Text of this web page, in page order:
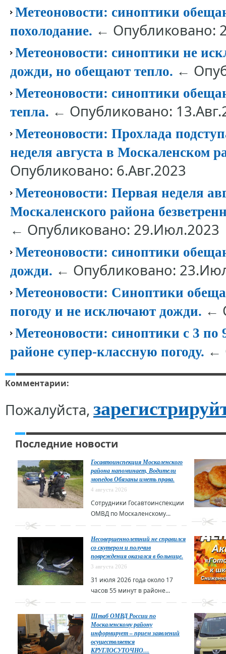
Метеоновости: синоптики
похолодание. ← Опубликовано:
Метеоновости: синоптики не
дожди, но обещают тепло. ←
Метеоновости: синоптики
тепла. ← Опубликовано:
Метеоновости: Прохлада
неделя августа в Москаленском
Опубликовано: 6.Авг.2023
Метеоновости: Первая неделя
Москаленского района
← Опубликовано: 29.Июл.2023
Метеоновости: синоптики
дожди. ← Опубликовано:
Метеоновости: Синоптики
погоду и не исключают дожди. ←
Метеоновости: синоптики с 3
районе супер-классную погоду. ←
Комментарии:
Пожалуйста,
Последние новости
Госавтоинспекция Москаленского
района напоминает, Водители
мопедов Обязаны иметь права.
4 августа 2026
Сотрудники Госавтоинспекции
ОМВД по Москаленскому...
Несовершеннолетний не справился
со скутером и получив
повреждения оказался в больнице.
3 августа 2026
31 июля 2026 года около 17
часов 55 минут в районе...
Штаб ОМВД России по
Москаленскому району
информирует – прием заявлений
осуществляется
КРУГЛОСУТОЧНО…